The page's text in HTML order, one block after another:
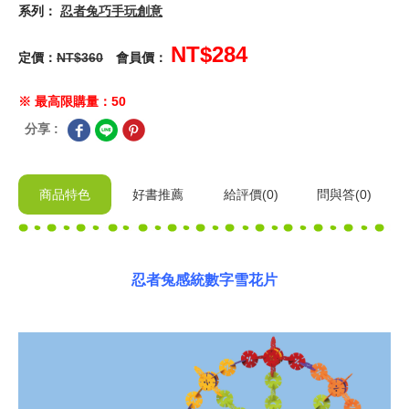
系列： 忍者兔巧手玩創意
定價： NT$360 會員價： NT$284
※ 最高限購量：50
分享 :
商品特色 好書推薦 給評價(0) 問與答(0)
忍者兔感統數字雪花片